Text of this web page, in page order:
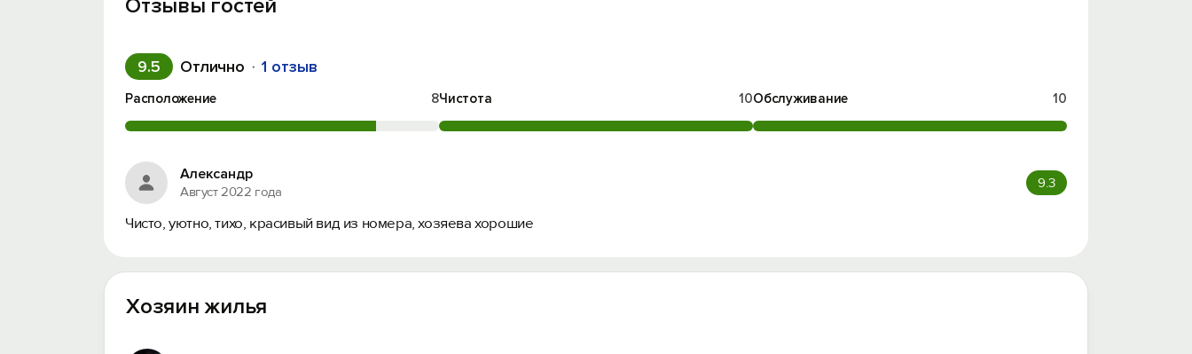
Отзывы гостей
9.5 Отлично 1 отзыв
Расположение 8Чистота 10Обслуживание 10
Александр
Август 2022 года
9.3
Чисто, уютно, тихо, красивый вид из номера, хозяева хорошие
Хозяин жилья